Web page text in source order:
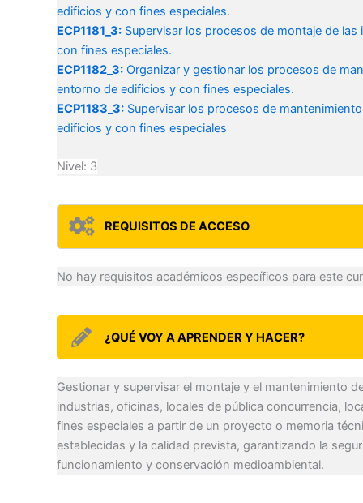
edificios y con fines especiales.
ECP1181_3: Supervisar los procesos de montaje de
con fines especiales.
ECP1182_3: Organizar y gestionar los procesos de
entorno de edificios y con fines especiales.
ECP1183_3: Supervisar los procesos de
edificios y con fines especiales
Nivel: 3
REQUISITOS DE ACCESO
No hay requisitos académicos específicos para este
¿QUÉ VOY A APRENDER Y HACER?
Gestionar y supervisar el montaje y el mantenimiento
industrias, oficinas, locales de pública concurrencia,
fines especiales a partir de un proyecto o memoria
establecidas y la calidad prevista, garantizando la
funcionamiento y conservación medioambiental.